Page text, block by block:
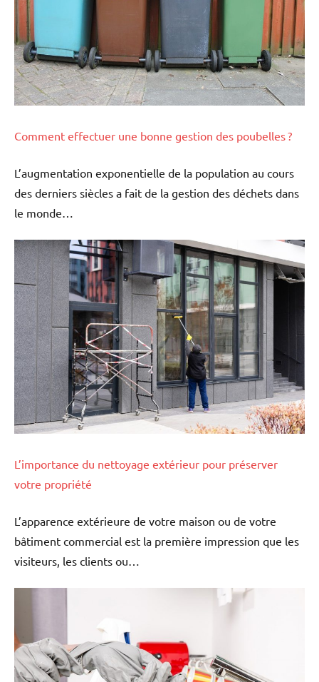
Comment effectuer une bonne gestion des poubelles ?
L’augmentation exponentielle de la population au cours
des derniers siècles a fait de la gestion des déchets dans
le monde…
L’importance du nettoyage extérieur pour préserver
votre propriété
L’apparence extérieure de votre maison ou de votre
bâtiment commercial est la première impression que les
visiteurs, les clients ou…